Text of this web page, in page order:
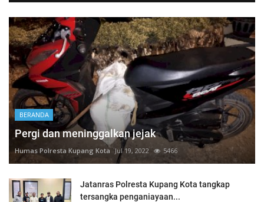
BERANDA
Pergi dan meninggalkan jejak
Humas Polresta Kupang Kota Jul 19, 2022 5466
Jatanras Polresta Kupang Kota tangkap
tersangka penganiayaan...